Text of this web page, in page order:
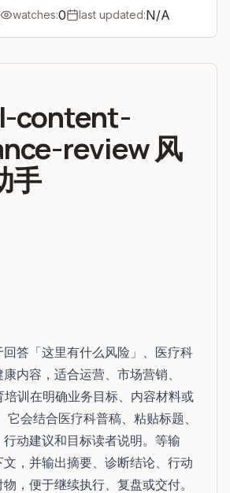
watches:0 last updated:N/A
content-
review 风
手
回答「这里有什么风险」、医疗科
内容，适合运营、市场营销、
训在明确业务目标、内容材料或
会结合医疗科普稿、粘贴标题、
动建议和目标读者说明。等输
，并输出摘要、诊断结论、行动
，便于继续执行、复盘或交付。